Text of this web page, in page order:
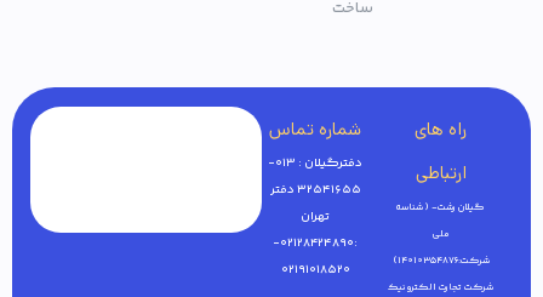
ساخت
راه های
ارتباطی
گیلان رشت- ( شناسه
ملی
شرکت:14010354876)
شرکت تجارت الکترونیک
شماره تماس
دفترگیلان : 013-
32541655 دفتر
تهران
:02128424890-
02191018520